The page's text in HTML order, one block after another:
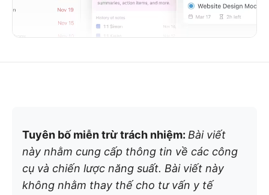
Tuyên bố miễn trừ trách nhiệm: Bài viết
này nhằm cung cấp thông tin về các công
cụ và chiến lược năng suất. Bài viết này
không nhằm thay thế cho tư vấn y tế